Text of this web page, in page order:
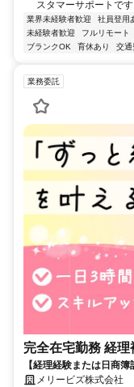
スタマーサポー
業界未経験者歓迎 社員登用
未経験者歓迎
フルリモート
ブランクOK
育休あり 交通
業務委託
完全在宅勤務 経理
【経理経験または日商
～。完全在宅で育児・介
メリービズ株式会社